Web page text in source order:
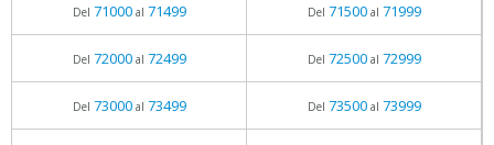
Del 71000al 71499 Del 71500al 71999
Del 72000al 72499 Del 72500al 72999
Del 73000al 73499 Del 73500al 73999